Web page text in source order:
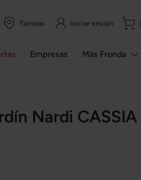
Tiendas Iniciar sesión
Empresas Más Fronda
Nardi